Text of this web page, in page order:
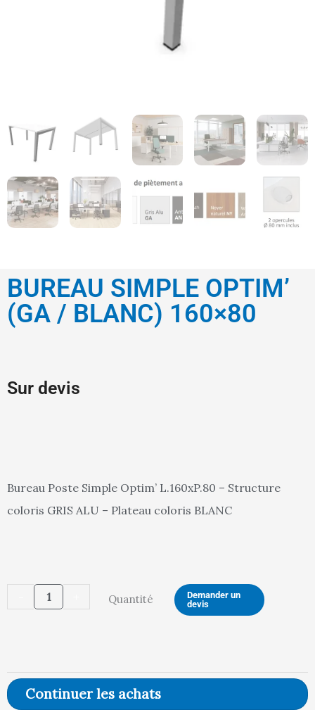
BUREAU SIMPLE OPTIM’
(GA / BLANC) 160×80
Sur devis
Bureau Poste Simple Optim’ L.160xP.80 – Structure
coloris GRIS ALU – Plateau coloris BLANC
quantité
de
OPTIM'
(GA
Quantité
Demander un
devis
Continuer les achats